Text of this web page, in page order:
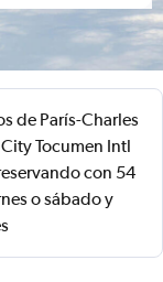
de París-Charles
Tocumen Intl
con 54
o sábado y